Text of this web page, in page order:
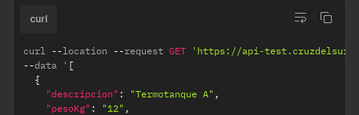
]
curl
curl --location --request GET
'https://api-test.cruzdelsur.com/
--data ' [
{
"descripcion" : "Termotanque A" ,
"pesoKg" : "12" ,